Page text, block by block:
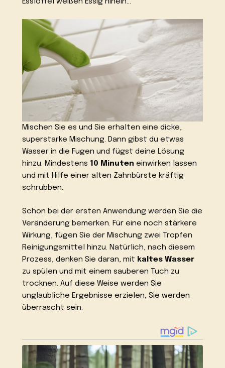
Mischen Sie es und Sie erhalten eine dicke,
superstarke Mischung. Dann gibst du etwas
Wasser in die Fugen und fügst deine Lösung
hinzu. Mindestens 10 Minuten einwirken lassen
und mit Hilfe einer alten Zahnbürste kräftig
schrubben.
Schon bei der ersten Anwendung werden Sie die
Veränderung bemerken. Für eine noch stärkere
Wirkung, fügen Sie der Mischung zwei Tropfen
Reinigungsmittel hinzu. Natürlich, nach diesem
Prozess, denken Sie daran, mit kaltes Wasser
zu spülen und mit einem sauberen Tuch zu
trocknen. Auf diese Weise werden Sie
unglaubliche Ergebnisse erzielen, Sie werden
überrascht sein.